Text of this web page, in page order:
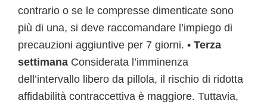
contrario o se le compresse dimenticate sono
più di una, si deve raccomandare l’impiego di
precauzioni aggiuntive per 7 giorni. • Terza
settimana Considerata l’imminenza
dell’intervallo libero da pillola, il rischio di ridotta
affidabilità contraccettiva è maggiore. Tuttavia,